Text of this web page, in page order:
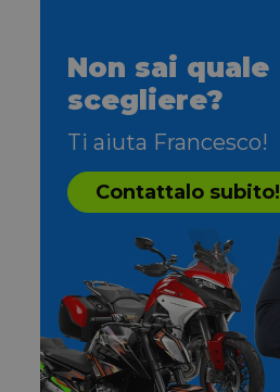
Non sai quale
scegliere?
Ti aiuta Francesco!
Contattalo subito!